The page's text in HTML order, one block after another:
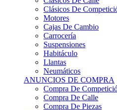
Motores
Cajas De Cambio
Carrocería
Suspensiones
Habitáculo
Llantas
Neumáticos
ANUNCIOS DE COMPRA
Compra De
Compra De Calle
Compra De Piezas
KARTING